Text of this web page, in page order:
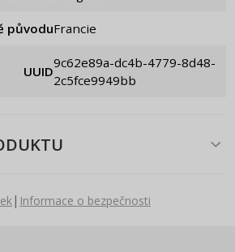
původu Francie
UUID
9c62e89a-dc4b-4779-8d48-
2c5fce9949bb
| Informace o bezpečnosti